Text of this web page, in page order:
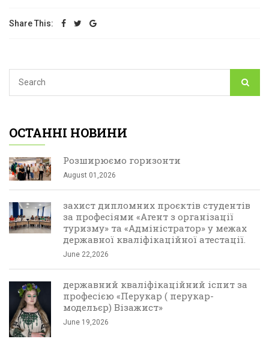
Share This:
ОСТАННІ НОВИНИ
Розширюємо горизонти
August 01,2026
захист дипломних проєктів студентів
за професіями «Агент з організації
туризму» та «Адміністратор» у межах
державної кваліфікаційної атестації.
June 22,2026
державний кваліфікаційний іспит за
професією «Перукар ( перукар-
модельєр) Візажист»
June 19,2026